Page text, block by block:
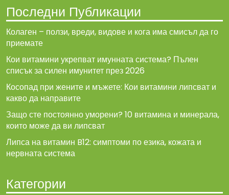
Последни Публикации
Колаген – ползи, вреди, видове и кога има смисъл да го
приемате
Кои витамини укрепват имунната система? Пълен
списък за силен имунитет през 2026
Косопад при жените и мъжете: Кои витамини липсват и
какво да направите
Защо сте постоянно уморени? 10 витамина и минерала,
които може да ви липсват
Липса на витамин B12: симптоми по езика, кожата и
нервната система
Категории